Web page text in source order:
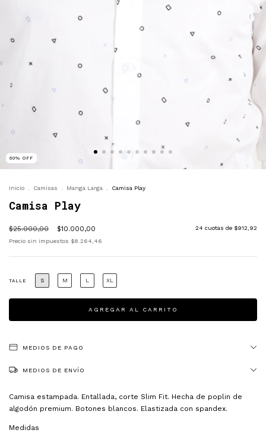
60% OFF
Inicio Camisas Manga Larga Camisa Play
Camisa Play
$25.000,00 $10.000,00 24 cuotas de $912,92
Precio sin impuestos $8.264,46
TALLE S M L XL
MEDIOS DE PAGO
MEDIOS DE ENVÍO
Camisa estampada. Entallada, corte Slim Fit. Hecha de poplin de
algodón premium. Botones blancos. Elastizada con spandex.
Medidas